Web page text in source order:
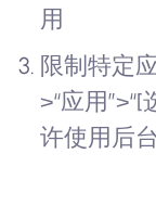
用
限制特定
>“应用
许使用后